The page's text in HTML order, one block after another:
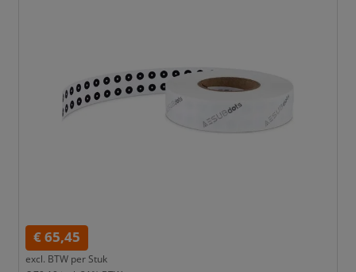
€ 65,45
excl. BTW per Stuk